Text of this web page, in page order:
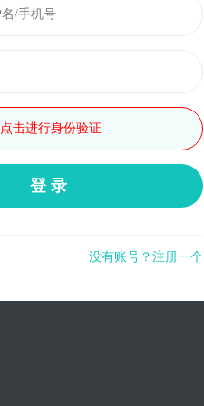
点击进行身份验证
登录
没有账号？注册一个